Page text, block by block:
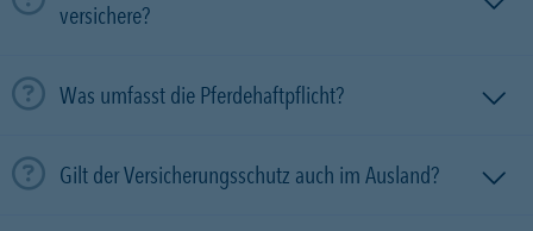
versichere?
Was umfasst die Pferdehaftpflicht?
Gilt der Versicherungsschutz auch im Ausland?